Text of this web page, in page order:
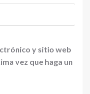
y sitio web
vez que haga un